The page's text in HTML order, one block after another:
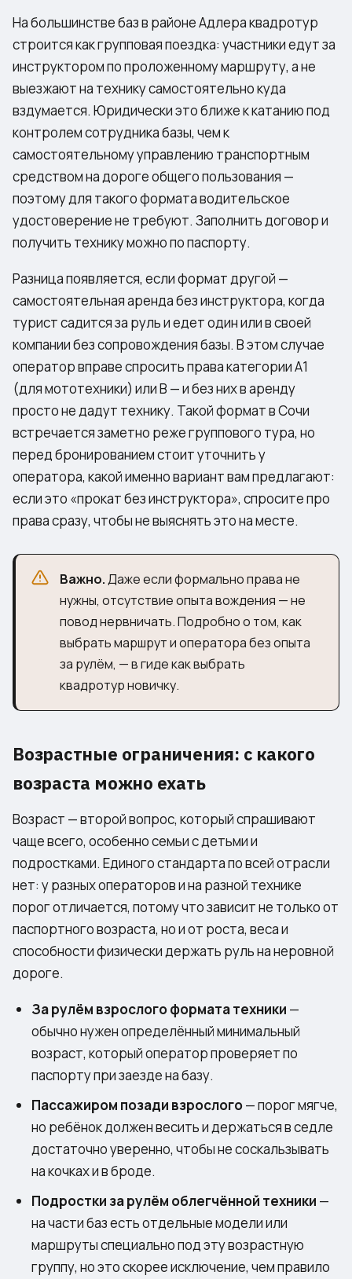
На большинстве баз в районе Адлера квадротур
строится как групповая поездка: участники едут за
инструктором по проложенному маршруту, а не
выезжают на технику самостоятельно куда
вздумается. Юридически это ближе к катанию под
контролем сотрудника базы, чем к
самостоятельному управлению транспортным
средством на дороге общего пользования —
поэтому для такого формата водительское
удостоверение не требуют. Заполнить договор и
получить технику можно по паспорту.
Разница появляется, если формат другой —
самостоятельная аренда без инструктора, когда
турист садится за руль и едет один или в своей
компании без сопровождения базы. В этом случае
оператор вправе спросить права категории A1
(для мототехники) или B — и без них в аренду
просто не дадут технику. Такой формат в Сочи
встречается заметно реже группового тура, но
перед бронированием стоит уточнить у
оператора, какой именно вариант вам предлагают:
если это «прокат без инструктора», спросите про
права сразу, чтобы не выяснять это на месте.
Важно.Даже если формально права не
нужны, отсутствие опыта вождения — не
повод нервничать. Подробно о том, как
выбрать маршрут и оператора без опыта
за рулём, — в гидекак выбрать
квадротур новичку.
Возрастные ограничения: с какого
возраста можно ехать
Возраст — второй вопрос, который спрашивают
чаще всего, особенно семьи с детьми и
подростками. Единого стандарта по всей отрасли
нет: у разных операторов и на разной технике
порог отличается, потому что зависит не только от
паспортного возраста, но и от роста, веса и
способности физически держать руль на неровной
дороге.
За рулём взрослого формата техники —
обычно нужен определённый минимальный
возраст, который оператор проверяет по
паспорту при заезде на базу.
Пассажиром позади взрослого— порог мягче,
но ребёнок должен весить и держаться в седле
достаточно уверенно, чтобы не соскальзывать
на кочках и в броде.
Подростки за рулём облегчённой техники —
на части баз есть отдельные модели или
маршруты специально под эту возрастную
группу, но это скорее исключение, чем правило